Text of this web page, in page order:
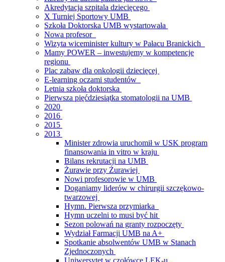
Akredytacja szpitala dziecięcego
X Turniej Sportowy UMB
Szkoła Doktorska UMB wystartowała
Nowa profesor
Wizyta wiceminister kultury w Pałacu Branickich
Mamy POWER – inwestujemy w kompetencje
regionu
Plac zabaw dla onkologii dziecięcej
E-learning oczami studentów
Letnia szkoła doktorska
Pierwsza pięćdziesiątka stomatologii na UMB
2020
2016
2015
2013
Minister zdrowia uruchomił w USK program
finansowania in vitro w kraju
Bilans rekrutacji na UMB
Żurawie przy Żurawiej
Nowi profesorowie w UMB
Doganiamy liderów w chirurgii szczękowo-
twarzowej
Hymn. Pierwsza przymiarka
Hymn uczelni to musi być hit
Sezon polowań na granty rozpoczęty
Wydział Farmacji UMB na A+
Spotkanie absolwentów UMB w Stanach
Zjednoczonych
Uniwersytet w czołówce LEK-u